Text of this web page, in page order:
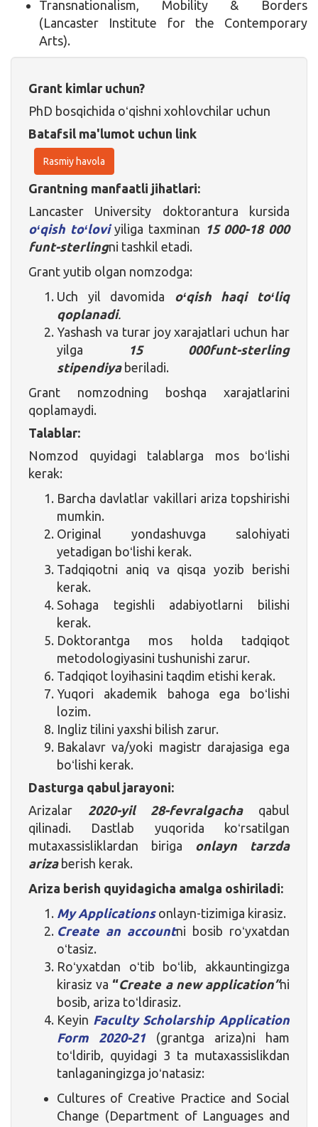
Transnationalism, Mobility & Borders
(Lancaster Institute for the Contemporary
Arts).
Grant kimlar uchun?
PhD bosqichida oʻqishni xohlovchilar uchun
Batafsil ma'lumot uchun link
Rasmiy havola
Grantning manfaatli jihatlari:
Lancaster University doktorantura kursida
oʻqish toʻloviyiliga taxminan 15 000-18 000
funt-sterlingni tashkil etadi.
Grant yutib olgan nomzodga:
Uch yil davomida oʻqish haqi toʻliq
qoplanadi.
Yashash va turar joy xarajatlari uchun har
yilga
15 000funt-sterling
stipendiya beriladi.
Grant nomzodning boshqa xarajatlarini
qoplamaydi.
Talablar:
Nomzod quyidagi talablarga mos boʻlishi
kerak:
Barcha davlatlar vakillari ariza topshirishi
mumkin.
Original yondashuvga salohiyati
yetadigan boʻlishi kerak.
Tadqiqotni aniq va qisqa yozib berishi
kerak.
Sohaga tegishli adabiyotlarni bilishi
kerak.
Doktorantga mos holda tadqiqot
metodologiyasini tushunishi zarur.
Tadqiqot loyihasini taqdim etishi kerak.
Yuqori akademik bahoga ega boʻlishi
lozim.
Ingliz tilini yaxshi bilish zarur.
Bakalavr va/yoki magistr darajasiga ega
boʻlishi kerak.
Dasturga qabul jarayoni:
Arizalar 2020-yil 28-fevralgachaqabul
qilinadi. Dastlab yuqorida koʻrsatilgan
mutaxassisliklardan biriga onlayn tarzda
arizaberish kerak.
Ariza berish quyidagicha amalga oshiriladi:
My Applicationsonlayn-tizimiga kirasiz.
Create an accountni bosib roʻyxatdan
oʻtasiz.
Roʻyxatdan oʻtib boʻlib, akkauntingizga
kirasiz va “Create a new application”ni
bosib, ariza toʻldirasiz.
Keyin Faculty Scholarship Application
Form 2020-21(grantga ariza)ni ham
toʻldirib, quyidagi 3 ta mutaxassislikdan
tanlaganingizga joʻnatasiz:
Cultures of Creative Practice and Social
Change (Department of Languages and